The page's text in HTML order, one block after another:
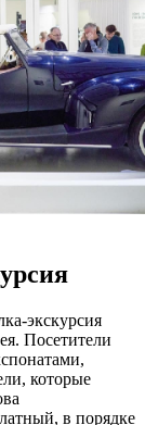
экскурсия
Посетители
которые
в порядке